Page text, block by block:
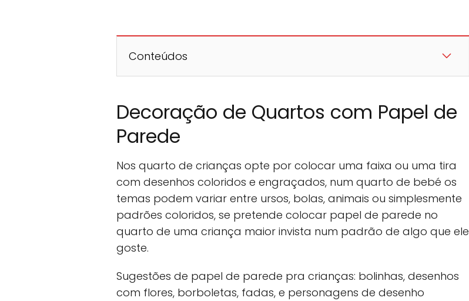
Conteúdos
Decoração de Quartos com Papel de
Parede
Nos quarto de crianças opte por colocar uma faixa ou uma tira
com desenhos coloridos e engraçados, num quarto de bebé os
temas podem variar entre ursos, bolas, animais ou simplesmente
padrões coloridos, se pretende colocar papel de parede no
quarto de uma criança maior invista num padrão de algo que ele
goste.
Sugestões de papel de parede pra crianças: bolinhas, desenhos
com flores, borboletas, fadas, e personagens de desenho